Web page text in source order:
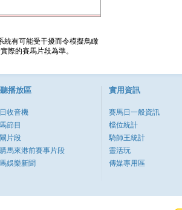
統有可能受干擾而令模擬鳥瞰
際的賽馬片段為準。
播放區
收音機
節目
片段
馬來港前賽事片段
娛樂新聞
實用資訊
賽馬日一般資訊
檔位統計
騎師王統計
靈活玩
傳媒專用區